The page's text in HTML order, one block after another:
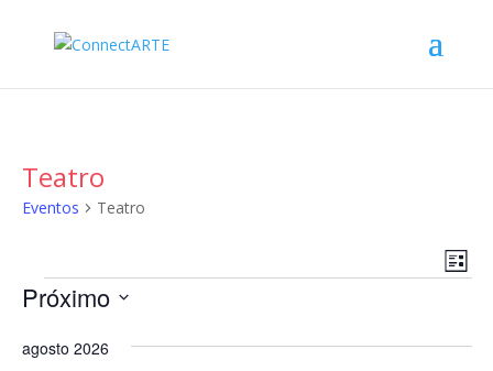
Teatro
Eventos Teatro
de
de
Lista
Eventos
Próximo
fecha.
agosto 2026